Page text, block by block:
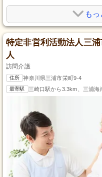
もっ
特定非営利活動法人三
人
訪問介護
住所 神奈川県三浦市栄町9-4
最寄駅 三崎口駅から3.3km、三浦